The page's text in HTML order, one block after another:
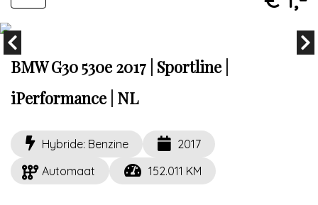
BMW G30 530e 2017 | Sportline |
iPerformance | NL
Hybride: Benzine
2017
Automaat
152.011 KM